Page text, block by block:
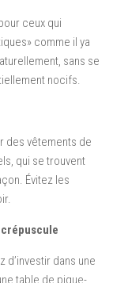
ceux qui
comme il ya
sans se
nocifs.
des vêtements de
qui se trouvent
Évitez les
crépuscule
d’investir dans une
table de pique-